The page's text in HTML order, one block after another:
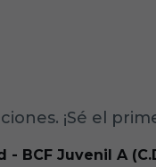
¡Sé el
BCF Juvenil A